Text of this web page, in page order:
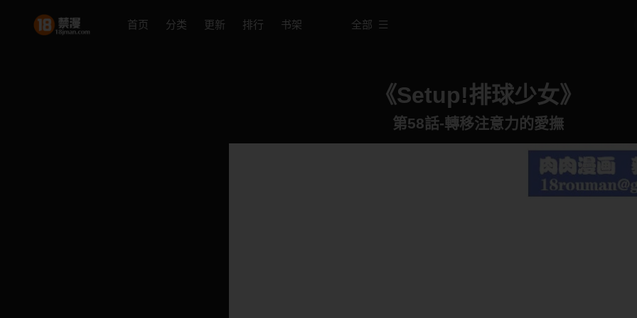
首页 分类 更新 排行 书架 全部
《Setup!排球少女》
第58話-轉移注意力的愛撫